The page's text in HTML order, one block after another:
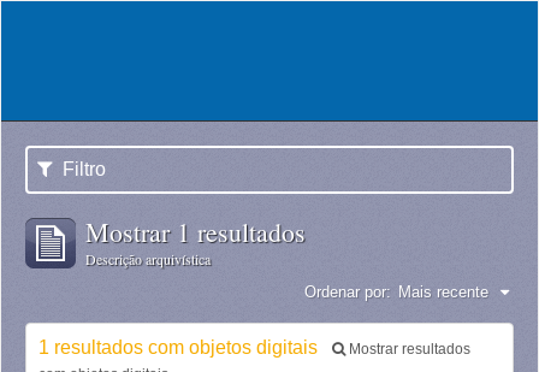
Filtro
Mostrar 1 resultados
Descrição arquivística
Ordenar por: Mais recente
1 resultados com objetos digitais
Mostrar resultados